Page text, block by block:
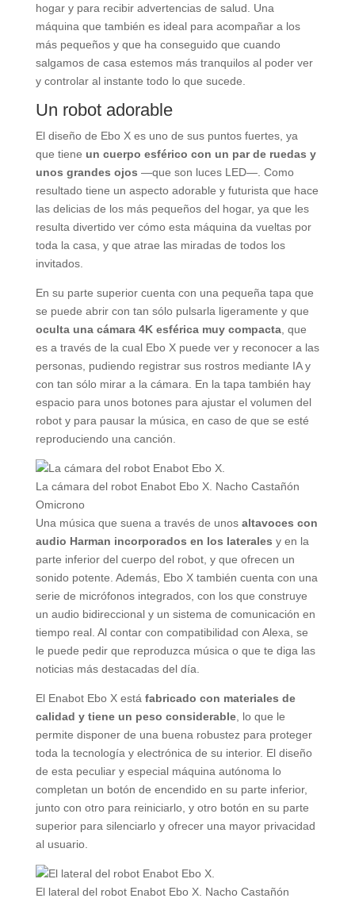
hogar y para recibir advertencias de salud. Una
máquina que también es ideal para acompañar a los
más pequeños y que ha conseguido que cuando
salgamos de casa estemos más tranquilos al poder ver
y controlar al instante todo lo que sucede.
Un robot adorable
El diseño de Ebo X es uno de sus puntos fuertes, ya
que tiene un cuerpo esférico con un par de ruedas y
unos grandes ojos —que son luces LED—. Como
resultado tiene un aspecto adorable y futurista que hace
las delicias de los más pequeños del hogar, ya que les
resulta divertido ver cómo esta máquina da vueltas por
toda la casa, y que atrae las miradas de todos los
invitados.
En su parte superior cuenta con una pequeña tapa que
se puede abrir con tan sólo pulsarla ligeramente y que
oculta una cámara 4K esférica muy compacta, que
es a través de la cual Ebo X puede ver y reconocer a las
personas, pudiendo registrar sus rostros mediante IA y
con tan sólo mirar a la cámara. En la tapa también hay
espacio para unos botones para ajustar el volumen del
robot y para pausar la música, en caso de que se esté
reproduciendo una canción.
La cámara del robot Enabot Ebo X. Nacho Castañón
Omicrono
Una música que suena a través de unos altavoces con
audio Harman incorporados en los laterales y en la
parte inferior del cuerpo del robot, y que ofrecen un
sonido potente. Además, Ebo X también cuenta con una
serie de micrófonos integrados, con los que construye
un audio bidireccional y un sistema de comunicación en
tiempo real. Al contar con compatibilidad con Alexa, se
le puede pedir que reproduzca música o que te diga las
noticias más destacadas del día.
El Enabot Ebo X está fabricado con materiales de
calidad y tiene un peso considerable, lo que le
permite disponer de una buena robustez para proteger
toda la tecnología y electrónica de su interior. El diseño
de esta peculiar y especial máquina autónoma lo
completan un botón de encendido en su parte inferior,
junto con otro para reiniciarlo, y otro botón en su parte
superior para silenciarlo y ofrecer una mayor privacidad
al usuario.
El lateral del robot Enabot Ebo X. Nacho Castañón